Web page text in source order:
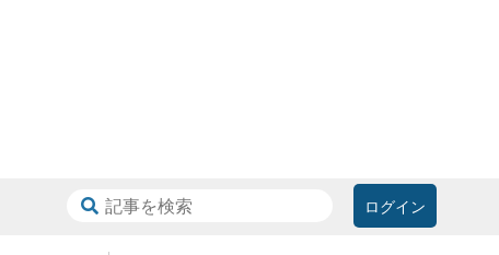
ログイン